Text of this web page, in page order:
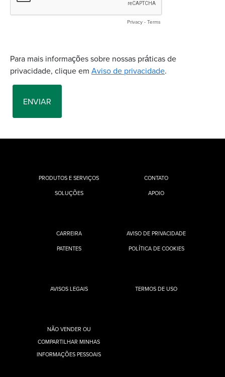
PRODUTOS E SERVIÇOS
SOLUÇÕES
CONTATO
APOIO
CARREIRA
PATENTES
AVISO DE PRIVACIDADE
POLÍTICA DE COOKIES
AVISOS LEGAIS TERMOS DE USO
NÃO VENDER OU
COMPARTILHAR MINHAS
INFORMAÇÕES PESSOAIS